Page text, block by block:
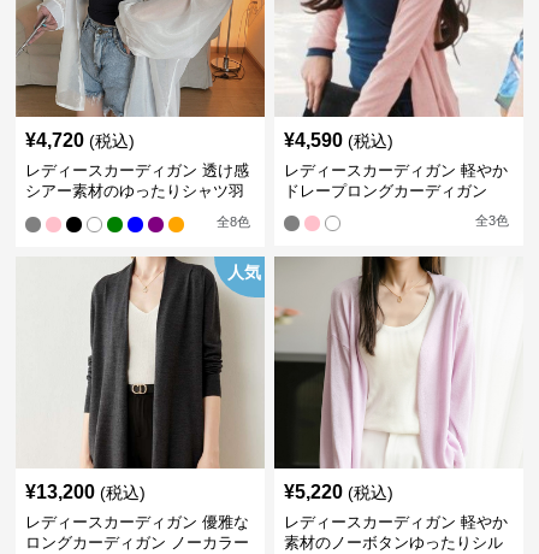
¥4,720 (税込)
レディースカーディガン 透け感
シアー素材のゆったりシャツ羽
全8色
¥4,590 (税込)
レディースカーディガン 軽やか
ドレープロングカーディガン
全3色
人気
¥13,200 (税込)
レディースカーディガン 優雅な
ロングカーディガン ノーカラー
¥5,220 (税込)
レディースカーディガン 軽やか
素材のノーボタンゆったりシル